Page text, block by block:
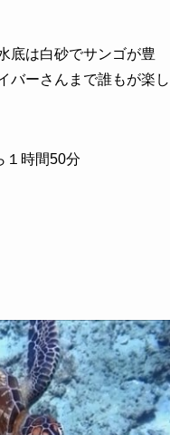
底は白砂でサンゴが豊
バーさんまで誰もが楽し
１時間50分